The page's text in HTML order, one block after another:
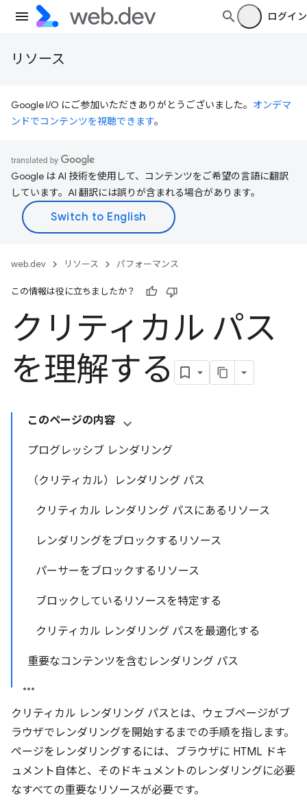
ログイン
リソース
Google I/O にご参加いただきありがとうございました。 オンデマ
ンドでコンテンツを視聴できます。
Google は AI 技術を使用して、コンテンツをご希望の言語に翻訳
しています。AI 翻訳には誤りが含まれる場合があります。
web.dev リソース パフォーマンス
この情報は役に立ちましたか？
クリティカル パス
を理解する
このページの内容
プログレッシブ レンダリング
（クリティカル）レンダリング パス
クリティカル レンダリング パスにあるリソース
レンダリングをブロックするリソース
パーサーをブロックするリソース
ブロックしているリソースを特定する
クリティカル レンダリング パスを最適化する
重要なコンテンツを含むレンダリング パス
クリティカル レンダリング パスとは、ウェブページがブ
ラウザでレンダリングを開始するまでの手順を指します。
ページをレンダリングするには、ブラウザに HTML ドキ
ュメント自体と、そのドキュメントのレンダリングに必要
なすべての重要なリソースが必要です。